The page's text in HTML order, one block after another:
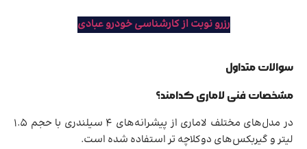
رزرو نوبت از کارشناسی خودرو عبادی
سوالات متداول
مشخصات فنی لاماری کدامند؟
در مدل‌های مختلف لاماری از پیشرانه‌های 4 سیلندری با حجم 1.5
لیتر و گیربکس‌های دوکلاچه تر استفاده شده است.